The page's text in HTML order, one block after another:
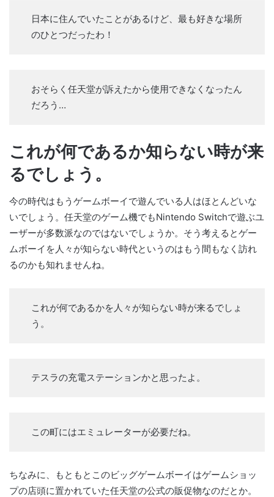
日本に住んでいたことがあるけど、最も好きな場所
のひとつだったわ！
おそらく任天堂が訴えたから使用できなくなったん
だろう…
これが何であるか知らない時が来
るでしょう。
今の時代はもうゲームボーイで遊んでいる人はほとんどいな
いでしょう。任天堂のゲーム機でもNintendo Switchで遊ぶユ
ーザーが多数派なのではないでしょうか。そう考えるとゲー
ムボーイを人々が知らない時代というのはもう間もなく訪れ
るのかも知れませんね。
これが何であるかを人々が知らない時が来るでしょ
う。
テスラの充電ステーションかと思ったよ。
この町にはエミュレーターが必要だね。
ちなみに、もともとこのビッグゲームボーイはゲームショッ
プの店頭に置かれていた任天堂の公式の販促物なのだとか。